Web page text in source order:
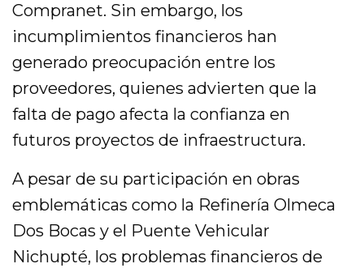
Compranet. Sin embargo, los
incumplimientos financieros han
generado preocupación entre los
proveedores, quienes advierten que la
falta de pago afecta la confianza en
futuros proyectos de infraestructura.
A pesar de su participación en obras
emblemáticas como la Refinería Olmeca
Dos Bocas y el Puente Vehicular
Nichupté, los problemas financieros de